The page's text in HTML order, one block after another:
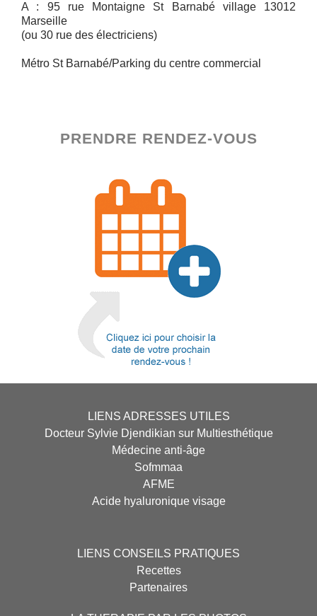
A : 95 rue Montaigne St Barnabé village 13012
Marseille
(ou 30 rue des électriciens)
Métro St Barnabé/Parking du centre commercial
PRENDRE RENDEZ-VOUS
LIENS ADRESSES UTILES
Docteur Sylvie Djendikian sur Multiesthétique
Médecine anti-âge
Sofmmaa
AFME
Acide hyaluronique visage
LIENS CONSEILS PRATIQUES
Recettes
Partenaires